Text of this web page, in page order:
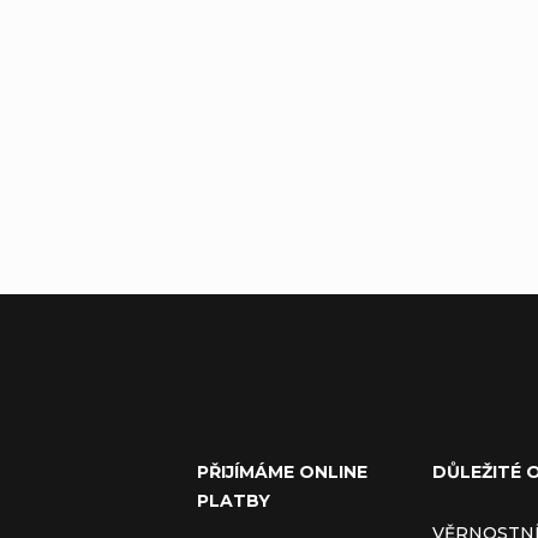
PŘIJÍMÁME ONLINE
PLATBY
DŮLEŽITÉ